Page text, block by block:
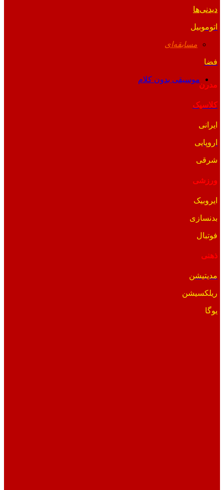
دیدنی‌ها
اتوموبیل
مسابقه‌ای
فضا
موسیقی بدون کلام
مدرن
کلاسیک
ایرانی
اروپایی
شرقی
ورزشی
ایروبیک
بدنسازی
فوتبال
ذهنی
مدیتیشن
ریلکسیشن
یوگا